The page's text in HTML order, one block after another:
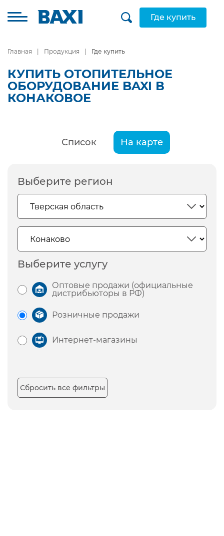
Где купить
Главная Продукция Где купить
КУПИТЬ ОТОПИТЕЛЬНОЕ
ОБОРУДОВАНИЕ BAXI В
КОНАКОВОЕ
Список На карте
Выберите регион
Выберите услугу
Оптовые продажи (официальные
дистрибьюторы в РФ)
Розничные продажи
Интернет-магазины
Сбросить все фильтры